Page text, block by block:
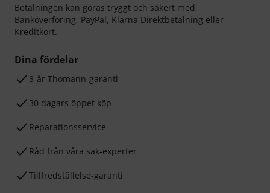
Betalningen kan göras tryggt och säkert med
Banköverföring, PayPal, Klarna Direktbetalning eller
Kreditkort.
Dina fördelar
3-år Thomann-garanti
30 dagars öppet köp
Reparationsservice
Råd från våra sak-experter
Tillfredställelse-garanti